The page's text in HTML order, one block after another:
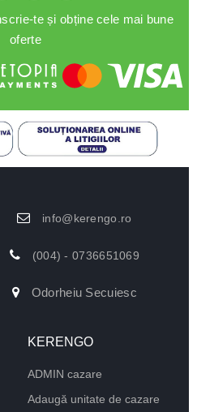
te și obține cele mai bune
oferte
info@kerengo.ro
(004) - 0736651069
Odorheiu Secuiesc
KERENGO
ADMIN cazare
Adaugă unitate de cazare